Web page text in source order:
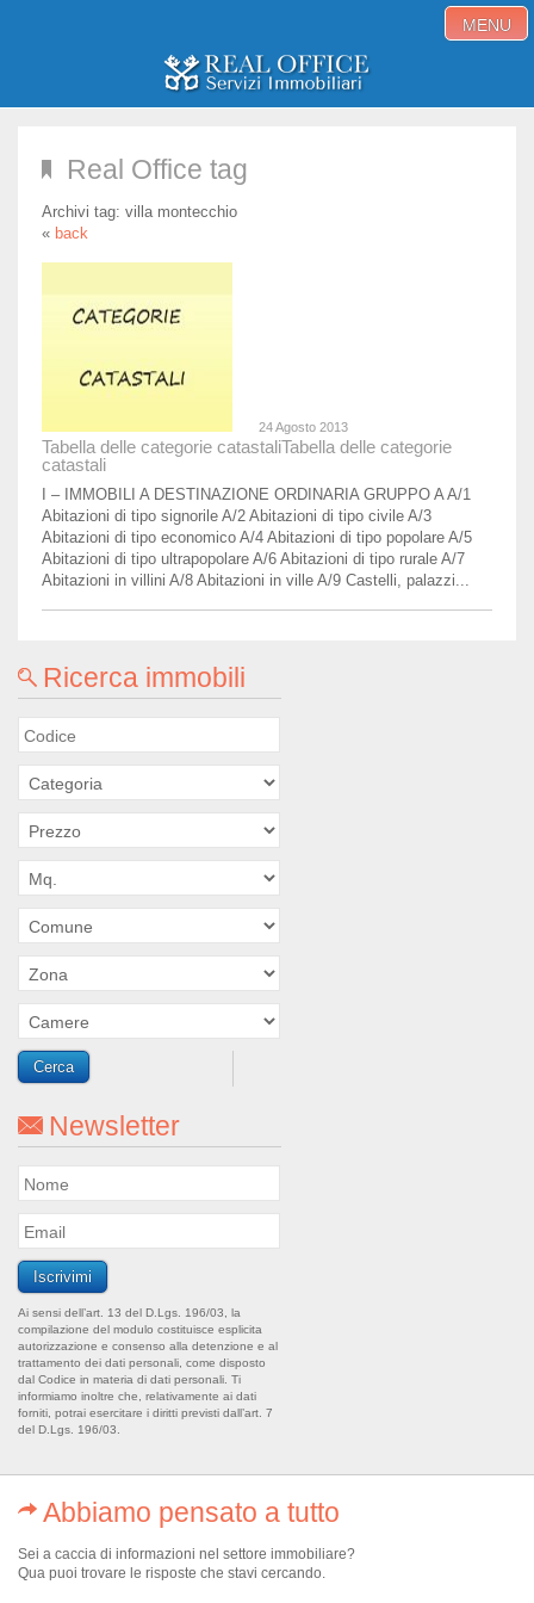
MENU
Immobili in vendita
Immobili in affitto
Real Office tag
Archivi tag: villa montecchio
« back
24 Agosto 2013
Tabella delle categorie catastaliTabella delle categorie
catastali
I – IMMOBILI A DESTINAZIONE ORDINARIA GRUPPO A A/1
Abitazioni di tipo signorile A/2 Abitazioni di tipo civile A/3
Abitazioni di tipo economico A/4 Abitazioni di tipo popolare A/5
Abitazioni di tipo ultrapopolare A/6 Abitazioni di tipo rurale A/7
Abitazioni in villini A/8 Abitazioni in ville A/9 Castelli, palazzi...
Ricerca immobili
Newsletter
Ai sensi dell’art. 13 del D.Lgs. 196/03, la
compilazione del modulo costituisce esplicita
autorizzazione e consenso alla detenzione e al
trattamento dei dati personali, come disposto
dal Codice in materia di dati personali. Ti
informiamo inoltre che, relativamente ai dati
forniti, potrai esercitare i diritti previsti dall’art. 7
del D.Lgs. 196/03.
Abbiamo pensato a tutto
Sei a caccia di informazioni nel settore immobiliare?
Qua puoi trovare le risposte che stavi cercando.